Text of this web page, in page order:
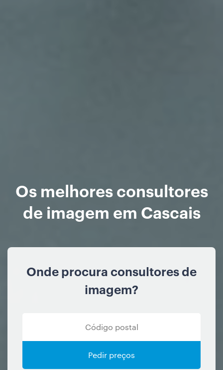
Os melhores consultores
de imagem em Cascais
Onde procura consultores de
imagem?
Pedir preços